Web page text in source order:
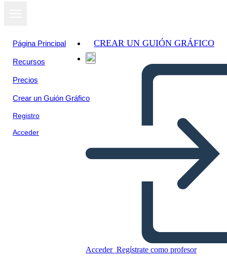
Página Principal
Recursos
Precios
Crear un Guión Gráfico
Registro
Acceder
CREAR UN GUIÓN GRÁFICO
Acceder Regístrate como profesor
Prodotto